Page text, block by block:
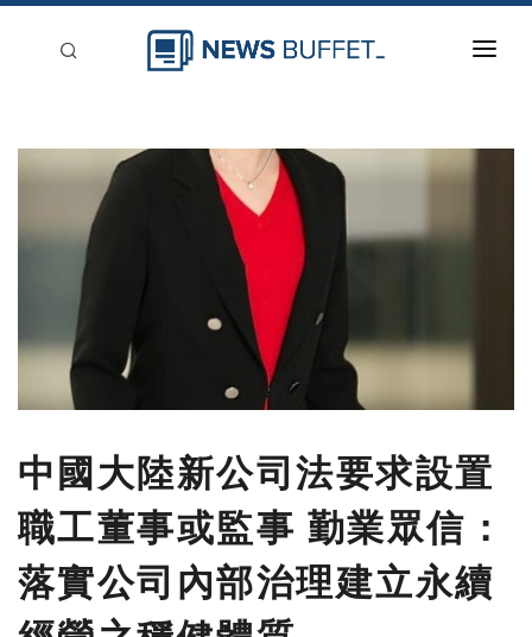
新聞稿分類
登入
刊登
中國大陸新公司法要求設置
職工董事或監事 勤業眾信：
落實公司內部治理建立永續